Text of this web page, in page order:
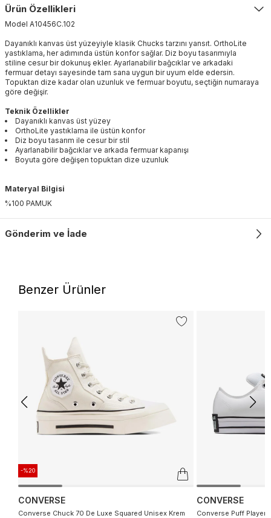
Ürün Özellikleri
Model A10456C.102
Dayanıklı kanvas üst yüzeyiyle klasik Chucks tarzını yansıt. OrthoLite
yastıklama, her adımında üstün konfor sağlar. Diz boyu tasarımıyla
stiline cesur bir dokunuş ekler. Ayarlanabilir bağcıklar ve arkadaki
fermuar detayı sayesinde tam sana uygun bir uyum elde edersin.
Topuktan dize kadar olan uzunluk ve fermuar boyutu, seçtiğin numaraya
göre değişir.
Teknik Özellikler
Dayanıklı kanvas üst yüzey
OrthoLite yastıklama ile üstün konfor
Diz boyu tasarım ile cesur bir stil
Ayarlanabilir bağcıklar ve arkada fermuar kapanışı
Boyuta göre değişen topuktan dize uzunluk
Materyal Bilgisi
%100 PAMUK
Gönderim ve İade
Benzer Ürünler
-%20
CONVERSE
Converse Chuck 70 De Luxe Squared Unisex Krem
CONVERSE
Converse Puff Player